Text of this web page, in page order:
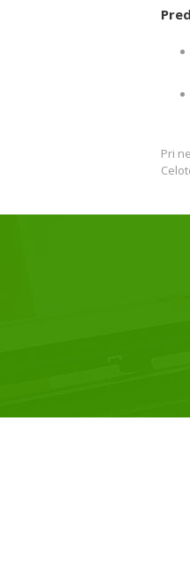
Pri